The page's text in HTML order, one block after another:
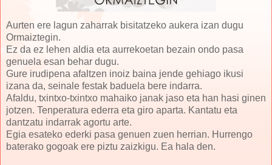
Aurten ere lagun zaharrak bisitatzeko aukera izan dugu
Ormaiztegin.
Ez da ez lehen aldia eta aurrekoetan bezain ondo pasa
genuela esan behar dugu.
Gure irudipena afaltzen inoiz baina jende gehiago ikusi
izana da, seinale festak baduela bere indarra.
Afaldu, txintxo-txintxo mahaiko janak jaso eta han hasi ginen
jotzen. Tenperatura ederra eta giro aparta. Kantatu eta
dantzatu indarrak agortu arte.
Egia esateko ederki pasa genuen zuen herrian. Hurrengo
baterako gogoak ere piztu zaizkigu. Ea hala den.